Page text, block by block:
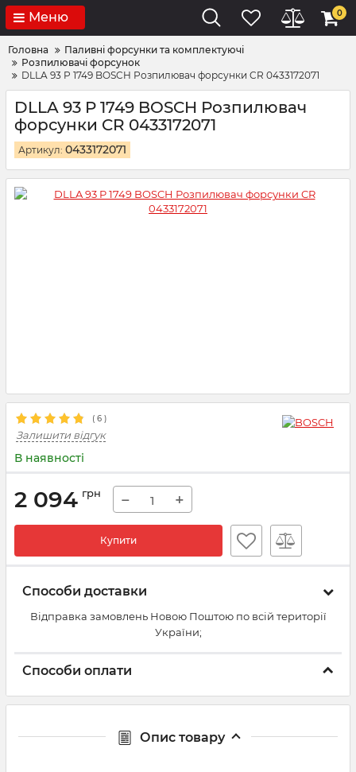
Меню 0
Головна
Паливні форсунки та комплектуючі
Розпилювачі форсунок
DLLA 93 P 1749 BOSCH Розпилювач форсунки CR 0433172071
DLLA 93 P 1749 BOSCH Розпилювач
форсунки CR 0433172071
Артикул: 0433172071
( 6 )
Залишити відгук
В наявності
2 094 грн − +
Купити
Способи доставки
Відправка замовлень Новою Поштою по всій території
України;
Способи оплати
Опис товару